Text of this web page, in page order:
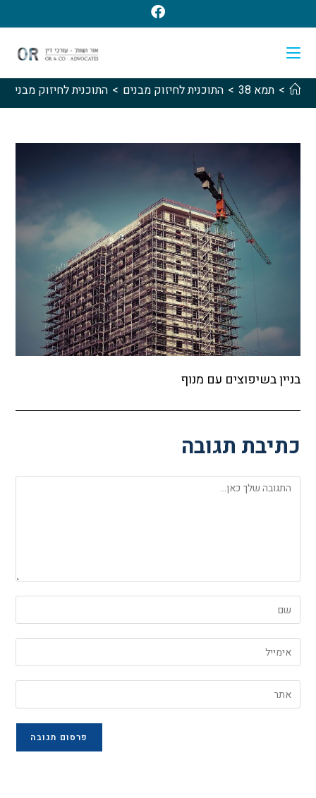
> תמא 38 > התוכנית לחיזוק מבנים > התוכנית לחיזוק מבנים
בניין בשיפוצים עם מנוף
כתיבת תגובה